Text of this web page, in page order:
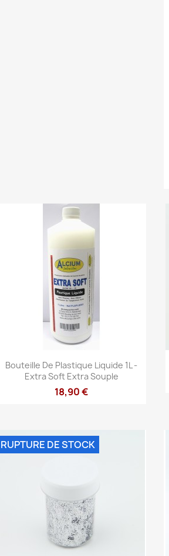
Aperçu rapide
Bouteille De Plastique Liquide 1L -
Extra Soft Extra Souple
18,90 €
RUPTURE DE STOCK